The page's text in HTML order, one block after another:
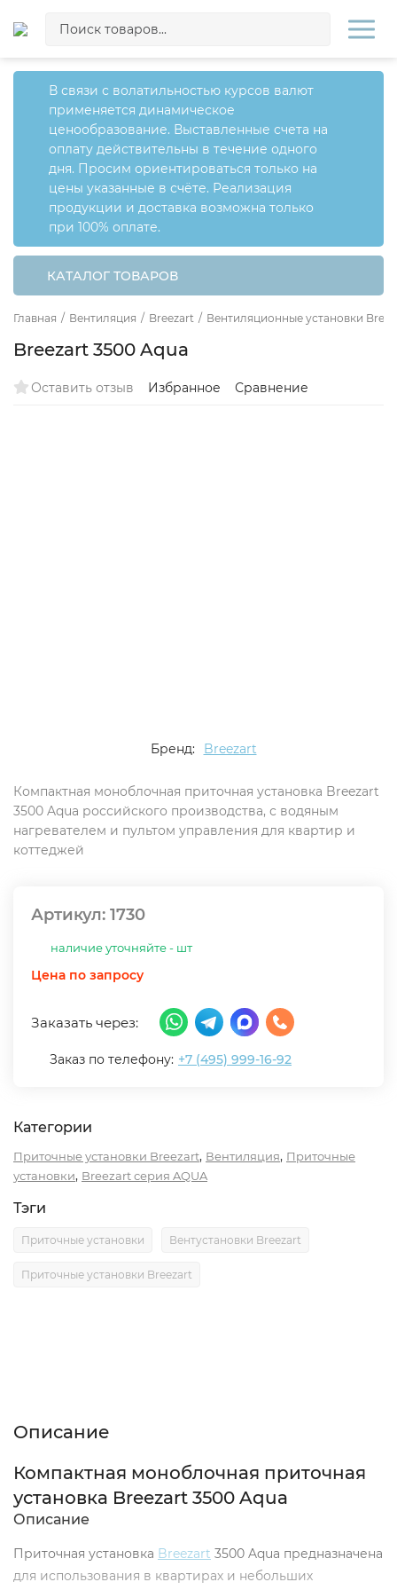
В связи с волатильностью курсов валют
применяется динамическое
ценообразование. Выставленные счета на
оплату действительны в течение одного
дня. Просим ориентироваться только на
цены указанные в счёте. Реализация
продукции и доставка возможна только
при 100% оплате.
КАТАЛОГ ТОВАРОВ
Главная / Вентиляция / Breezart / Вентиляционные установки
Breezart 3500 Aqua
Оставить отзыв Избранное Сравнение
Бренд: Breezart
Компактная моноблочная приточная установка Breezart
3500 Aqua российского производства, с водяным
нагревателем и пультом управления для квартир и
коттеджей
Артикул: 1730
наличие уточняйте - шт
Цена по запросу
Заказать через:
Заказ по телефону: +7 (495) 999-16-92
Категории
Приточные установки Breezart, Вентиляция, Приточные
установки, Breezart серия AQUA
Тэги
Приточные установки Вентустановки Breezart
Приточные установки Breezart
Описание
Компактная моноблочная приточная
установка Breezart 3500 Aqua
Описание
Приточная установка Breezart 3500 Aqua предназначена
для использования в квартирах и небольших